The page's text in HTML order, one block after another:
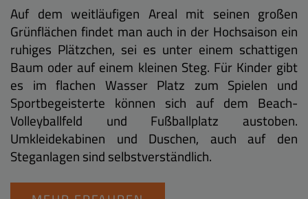
Auf dem weitläufigen Areal mit seinen großen
Grünflächen findet man auch in der Hochsaison ein
ruhiges Plätzchen, sei es unter einem schattigen
Baum oder auf einem kleinen Steg. Für Kinder gibt
es im flachen Wasser Platz zum Spielen und
Sportbegeisterte können sich auf dem Beach-
Volleyballfeld und Fußballplatz austoben.
Umkleidekabinen und Duschen, auch auf den
Steganlagen sind selbstverständlich.